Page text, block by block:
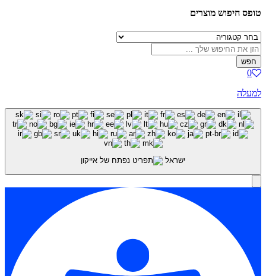
טופס חיפוש מוצרים
חפש
0
למעלה
ישראל